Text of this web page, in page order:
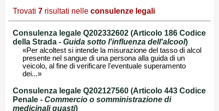
Trovati 7 risultati nelle consulenze legali
Consulenza legale Q202332602 (Articolo 186 Codice
della Strada - Guida sotto l'influenza dell'alcool)
«Per alcoltest si intende la misurazione del tasso di alcol
presente nel sangue di una persona alla guida di un
veicolo, al fine di verificare l'eventuale superamento
dei...»
Consulenza legale Q202127560 (Articolo 443 Codice
Penale - Commercio o somministrazione di
medicinali guasti)